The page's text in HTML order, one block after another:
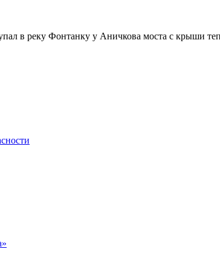
в реку Фонтанку у Аничкова моста с крыши